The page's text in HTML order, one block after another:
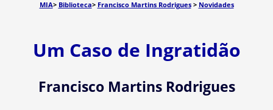
MIA> Biblioteca> Francisco Martins Rodrigues> Novidades
Um Caso de Ingratidão
Francisco Martins Rodrigues